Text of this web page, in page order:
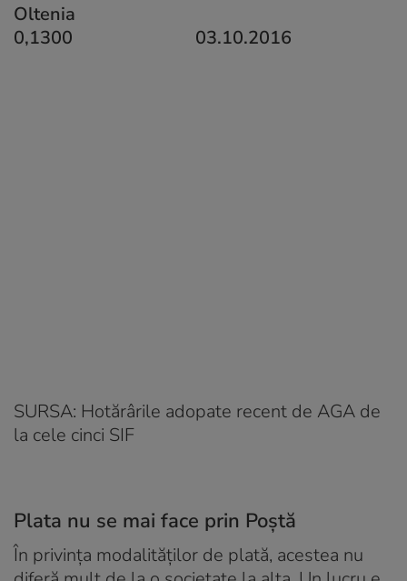
Oltenia
0,1300 03.10.2016
SURSA: Hotărârile adopate recent de AGA de
la cele cinci SIF
Plata nu se mai face prin Poștă
În privința modalităților de plată, acestea nu